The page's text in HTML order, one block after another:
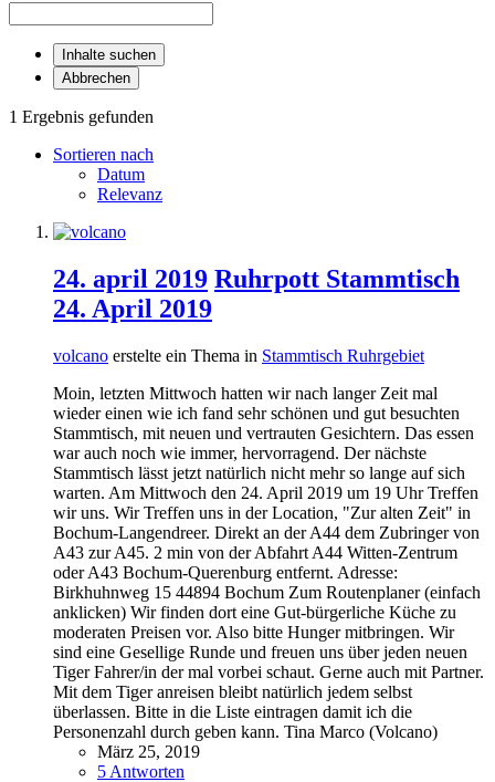
Inhalte suchen
Abbrechen
1 Ergebnis gefunden
Sortieren nach
Datum
Relevanz
24. april 2019 Ruhrpott Stammtisch
24. April 2019
volcano erstelte ein Thema in Stammtisch Ruhrgebiet
Moin, letzten Mittwoch hatten wir nach langer Zeit mal
wieder einen wie ich fand sehr schönen und gut besuchten
Stammtisch, mit neuen und vertrauten Gesichtern. Das essen
war auch noch wie immer, hervorragend. Der nächste
Stammtisch lässt jetzt natürlich nicht mehr so lange auf sich
warten. Am Mittwoch den 24. April 2019 um 19 Uhr Treffen
wir uns. Wir Treffen uns in der Location, "Zur alten Zeit" in
Bochum-Langendreer. Direkt an der A44 dem Zubringer von
A43 zur A45. 2 min von der Abfahrt A44 Witten-Zentrum
oder A43 Bochum-Querenburg entfernt. Adresse:
Birkhuhnweg 15 44894 Bochum Zum Routenplaner (einfach
anklicken) Wir finden dort eine Gut-bürgerliche Küche zu
moderaten Preisen vor. Also bitte Hunger mitbringen. Wir
sind eine Gesellige Runde und freuen uns über jeden neuen
Tiger Fahrer/in der mal vorbei schaut. Gerne auch mit Partner.
Mit dem Tiger anreisen bleibt natürlich jedem selbst
überlassen. Bitte in die Liste eintragen damit ich die
Personenzahl durch geben kann. Tina Marco (Volcano)
März 25, 2019
5 Antworten